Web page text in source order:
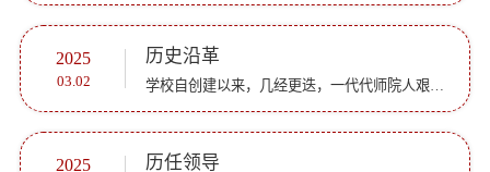
2025
03.02
历史沿革
学校自创建以来，几经更迭，一代代师院人艰苦创业、自强不息，铸就了优良的办学传统、鲜明的办学特色，各项事业发展走在了全国院校的前列，赢得了较高的社会声誉，为赓续发展奠定了良好基础。世纪之交，置身高等...
2025 历任领导